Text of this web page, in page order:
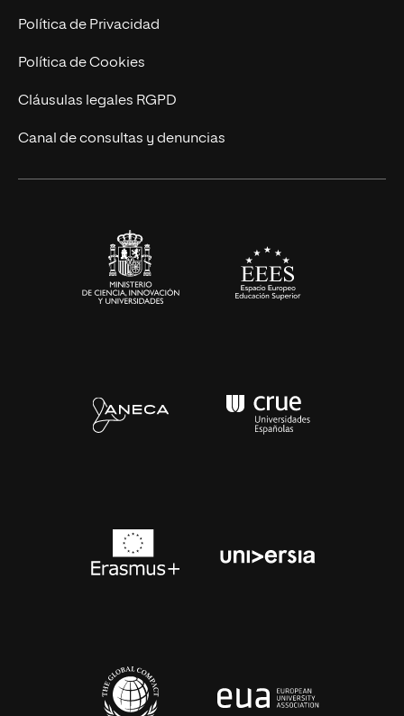
Marketing y Comunicación
Ingeniería
Diseño
Ciencias de la Salud
Política de Privacidad
Política de Cookies
Cláusulas legales RGPD
Canal de consultas y denuncias